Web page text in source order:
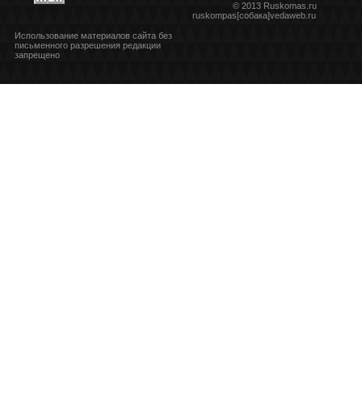
© 2013 Ruskomas.ru
ruskompas[собака]vedaweb.ru
Использование материалов сайта без
письменного разрешения редакции
запрещено